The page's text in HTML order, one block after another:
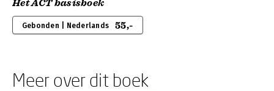
Het ACT basisboek
Gebonden | Nederlands 55,-
Meer over dit boek